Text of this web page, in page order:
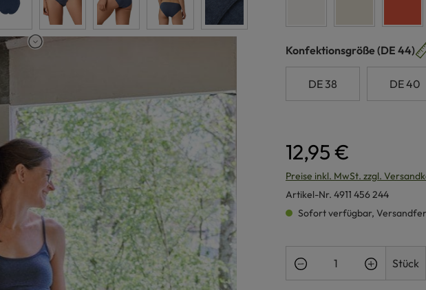
Konfektionsgröße (DE 44)
DE 38 DE 40
12,95 €
Preise inkl. MwSt. zzgl.
Artikel-Nr. 4911 456 244
Sofort verfügbar,
Produkt Anzahl:
Stück